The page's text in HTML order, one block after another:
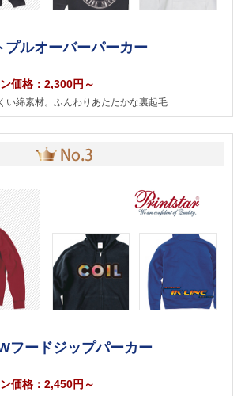
プルオーバーパーカー
価格：2,300円～
い綿素材。ふんわりあたたかな裏起毛
フードジップパーカー
価格：2,450円～